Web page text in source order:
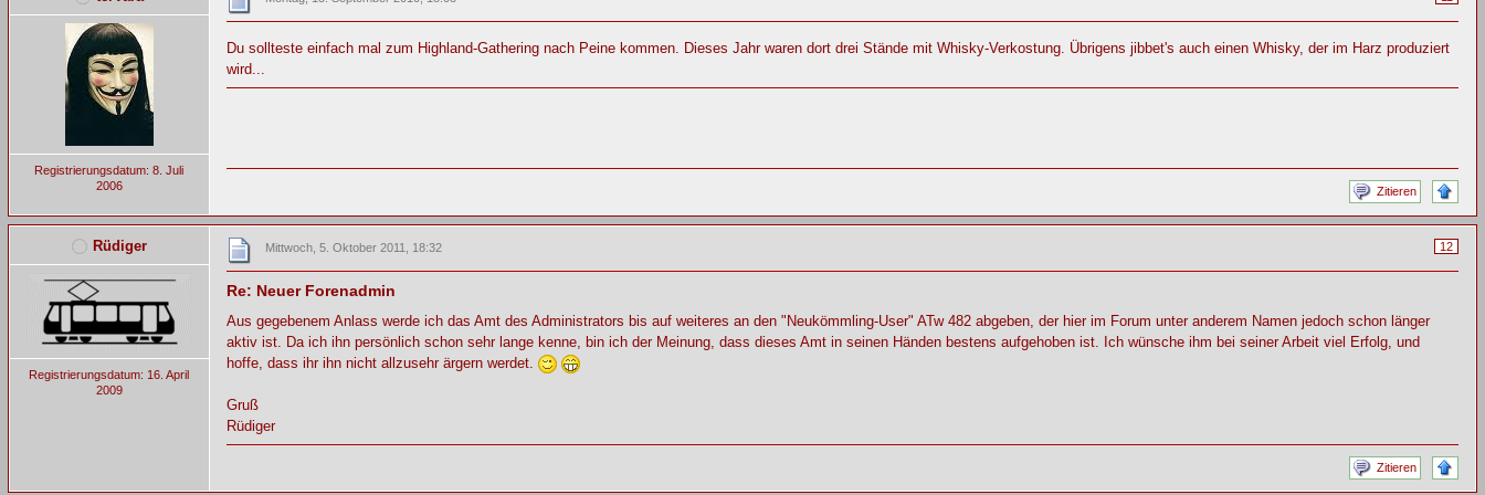
Registrierungsdatum: 8. Juli
2006
Du sollteste einfach mal zum Highland-Gathering nach Peine kommen. Dieses Jahr waren dort drei Stände mit Whisky-Verkostung. Übrigens jibbet's auch einen Whisky, der im Harz produziert
wird...
Zitieren
Rüdiger
Registrierungsdatum: 16. April
2009
12
Mittwoch, 5. Oktober 2011, 18:32
Re: Neuer Forenadmin
Aus gegebenem Anlass werde ich das Amt des Administrators bis auf weiteres an den "Neukömmling-User" ATw 482 abgeben, der hier im Forum unter anderem Namen jedoch schon länger
aktiv ist. Da ich ihn persönlich schon sehr lange kenne, bin ich der Meinung, dass dieses Amt in seinen Händen bestens aufgehoben ist. Ich wünsche ihm bei seiner Arbeit viel Erfolg, und
hoffe, dass ihr ihn nicht allzusehr ärgern werdet.
Gruß
Rüdiger
Zitieren